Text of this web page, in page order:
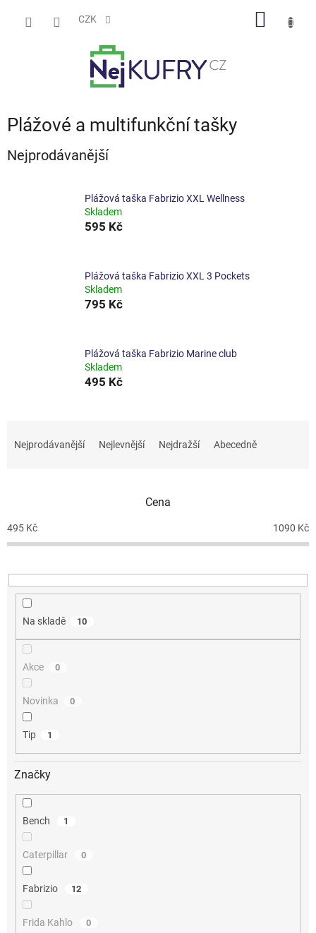
CZK
Plážové a multifunkční tašky
Nejprodávanější
Plážová taška Fabrizio XXL Wellness
Skladem
595 Kč
Plážová taška Fabrizio XXL 3 Pockets
Skladem
795 Kč
Plážová taška Fabrizio Marine club
Skladem
495 Kč
p
r
u
Nejprodávanější Nejlevnější Nejdražší Abecedně
Cena
495 Kč 1090 Kč
Na skladě 10
Akce 0
Novinka 0
Tip 1
Značky
Bench 1
Caterpillar 0
Fabrizio 12
Frida Kahlo 0